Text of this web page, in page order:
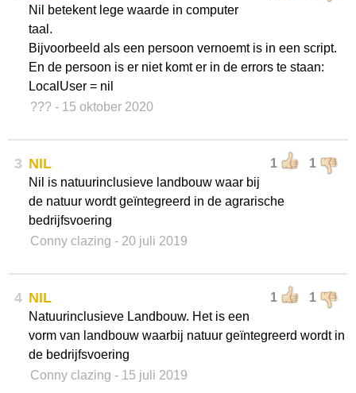
Nil betekent lege waarde in computer
taal.
Bijvoorbeeld als een persoon vernoemt is in een script.
En de persoon is er niet komt er in de errors te staan:
LocalUser = nil
??? - 15 oktober 2020
3 1 1
NIL
Nil is natuurinclusieve landbouw waar bij
de natuur wordt geïntegreerd in de agrarische
bedrijfsvoering
Conny clazing - 20 juli 2019
4 1 1
NIL
Natuurinclusieve Landbouw. Het is een
vorm van landbouw waarbij natuur geïntegreerd wordt in
de bedrijfsvoering
Conny clazing - 15 juli 2019